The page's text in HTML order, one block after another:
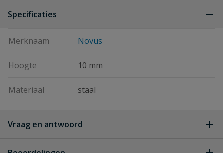
Specificaties
Merknaam Novus
Hoogte 10 mm
Materiaal staal
Vraag en antwoord